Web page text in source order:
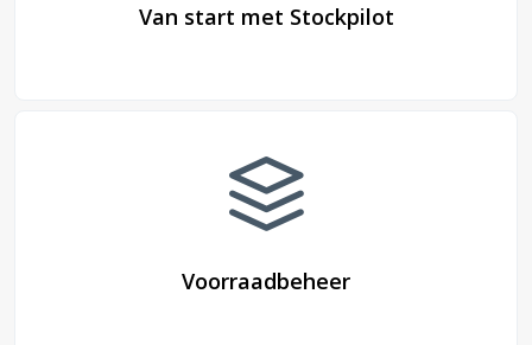
Van start met Stockpilot
Voorraadbeheer